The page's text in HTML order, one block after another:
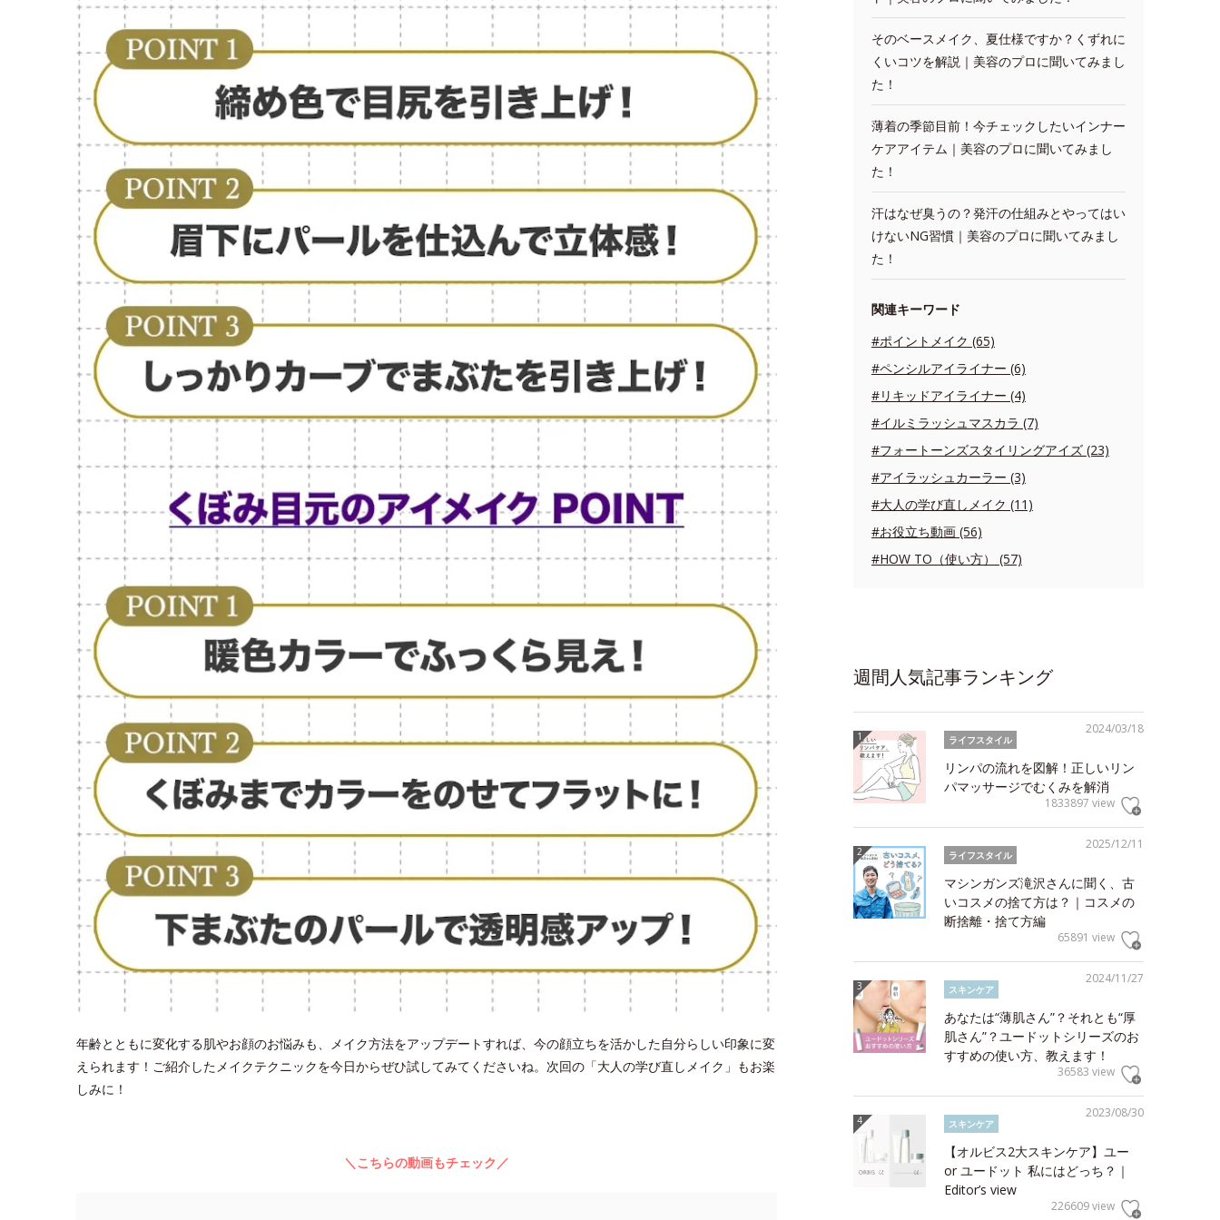
年齢とともに変化する肌やお顔のお悩みも、メイク方法をアップデートすれば、今の顔立ちを活かした自分らしい印象に変
えられます！ご紹介したメイクテクニックを今日からぜひ試してみてくださいね。次回の「大人の学び直しメイク」もお楽
しみに！
＼こちらの動画もチェック／
そのベースメイク、夏仕様ですか？くずれに
くいコツを解説｜美容のプロに聞いてみまし
た！
薄着の季節目前！今チェックしたいインナー
ケアアイテム｜美容のプロに聞いてみまし
た！
汗はなぜ臭うの？発汗の仕組みとやってはい
けないNG習慣｜美容のプロに聞いてみまし
た！
関連キーワード
#ポイントメイク (65)
#ペンシルアイライナー (6)
#リキッドアイライナー (4)
#イルミラッシュマスカラ (7)
#フォートーンズスタイリングアイズ (23)
#アイラッシュカーラー (3)
#大人の学び直しメイク (11)
#お役立ち動画 (56)
#HOW TO（使い方） (57)
週間人気記事ランキング
2024/03/18
ライフスタイル
リンパの流れを図解！正しいリン
パマッサージでむくみを解消
1833897 view
2025/12/11
ライフスタイル
マシンガンズ滝沢さんに聞く、古
いコスメの捨て方は？｜コスメの
断捨離・捨て方編
65891 view
2024/11/27
スキンケア
あなたは“薄肌さん”？それとも“厚
肌さん”？ユードットシリーズのお
すすめの使い方、教えます！
36583 view
2023/08/30
スキンケア
【オルビス2大スキンケア】ユー
or ユードット 私にはどっち？｜
Editor’s view
226609 view